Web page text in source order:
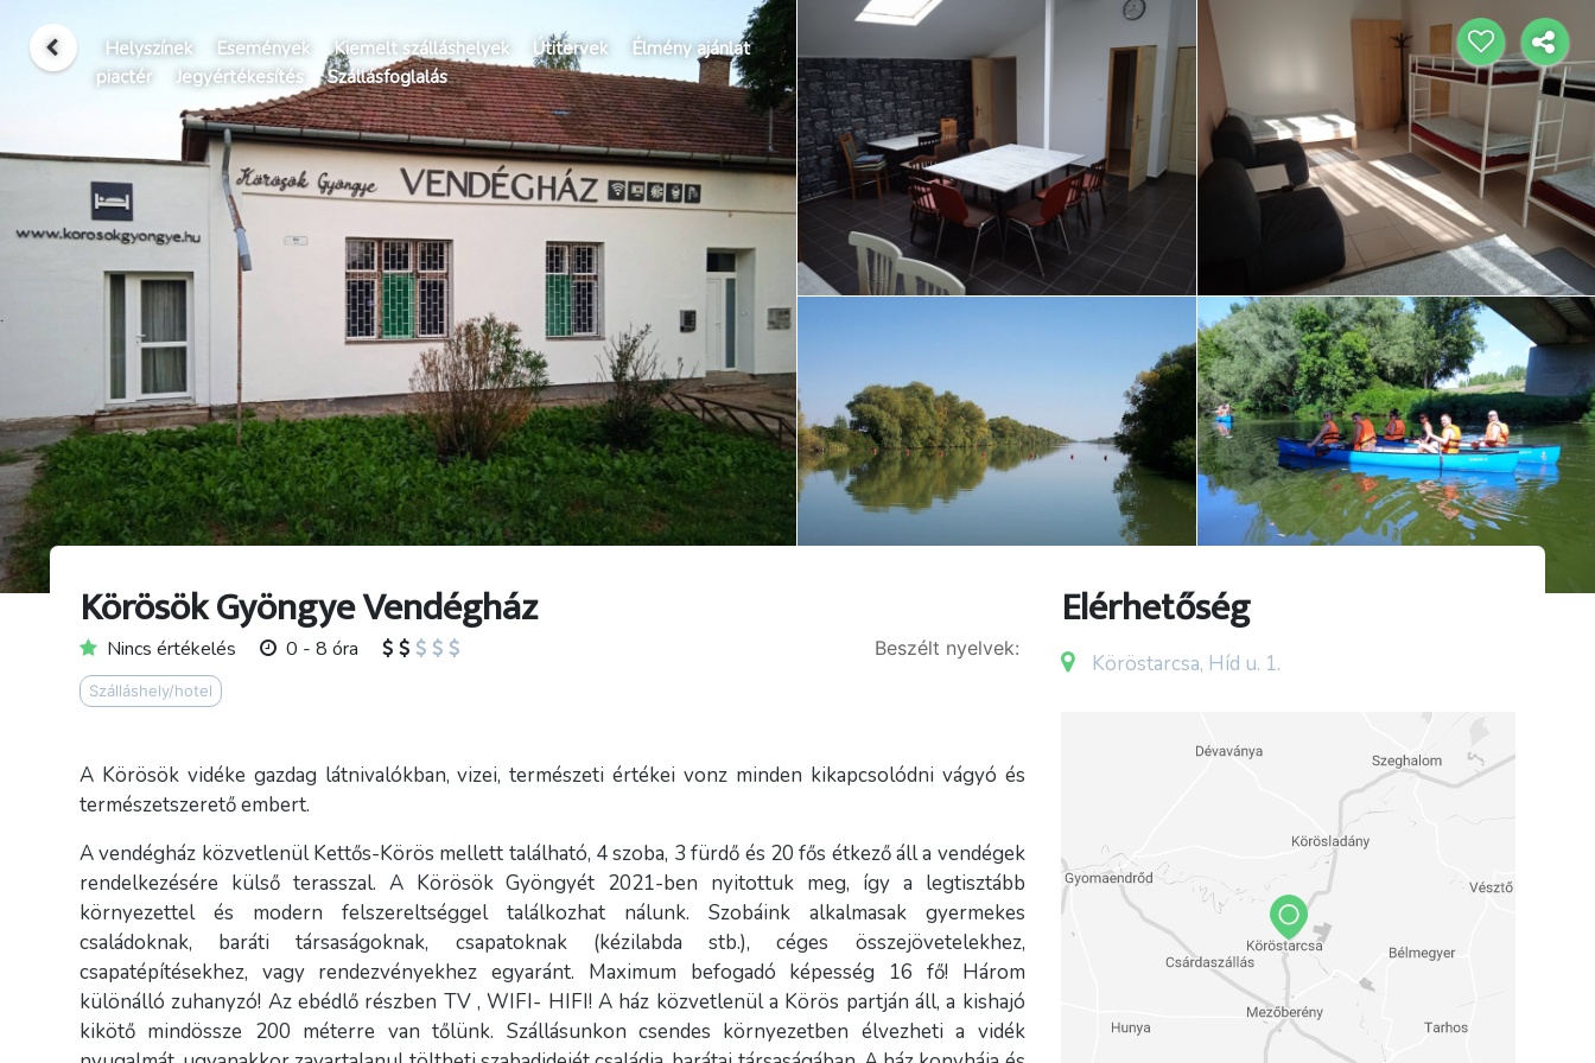
Helyszínek Események Kiemelt szálláshelyek Útitervek
Élmény ajánlat
piactér
Jegyértékesítés Szállásfoglalás
Körösök Gyöngye Vendégház
Nincs értékelés 0 - 8 óra Beszélt nyelvek:
Szálláshely/hotel
A Körösök vidéke gazdag látnivalókban, vizei, természeti értékei vonz minden kikapcsolódni vágyó és
természetszerető embert.
A vendégház közvetlenül Kettős-Körös mellett található, 4 szoba, 3 fürdő és 20 fős étkező áll a vendégek
rendelkezésére külső terasszal. A Körösök Gyöngyét 2021-ben nyitottuk meg, így a legtisztább
környezettel és modern felszereltséggel találkozhat nálunk. Szobáink alkalmasak gyermekes
családoknak, baráti társaságoknak, csapatoknak (kézilabda stb.), céges összejövetelekhez,
csapatépítésekhez, vagy rendezvényekhez egyaránt. Maximum befogadó képesség 16 fő! Három
különálló zuhanyzó! Az ebédlő részben TV , WIFI- HIFI! A ház közvetlenül a Körös partján áll, a kishajó
kikötő mindössze 200 méterre van tőlünk. Szállásunkon csendes környezetben élvezheti a vidék
Elérhetőség
Köröstarcsa, Híd u. 1.